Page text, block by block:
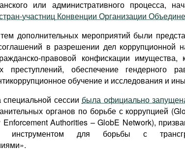
или административного процесса,
участниц Конвенции Организации
дополнительных мероприятий были
в разрешении дел коррупционной
правовой конфискации
преступлений, обеспечение
обучение и исследования и
сессии была официально
органов по борьбе с коррупцией
Authorities – GlobE Network),
инструментом для борьбы с